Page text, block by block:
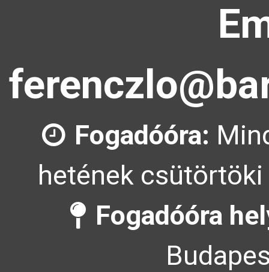
Fogadóóra:
hetének csütörtöki
Fogadóóra